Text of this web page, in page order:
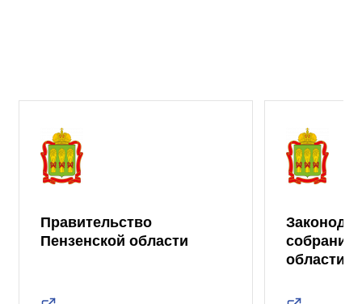
Правительство
Пензенской области
собрание
области